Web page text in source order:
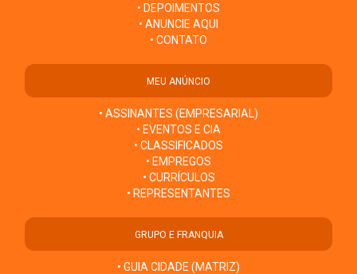
• DEPOIMENTOS
• ANUNCIE AQUI
• CONTATO
MEU ANÚNCIO
• ASSINANTES (EMPRESARIAL)
• EVENTOS E CIA
• CLASSIFICADOS
• EMPREGOS
• CURRÍCULOS
• REPRESENTANTES
GRUPO E FRANQUIA
• GUIA CIDADE (MATRIZ)